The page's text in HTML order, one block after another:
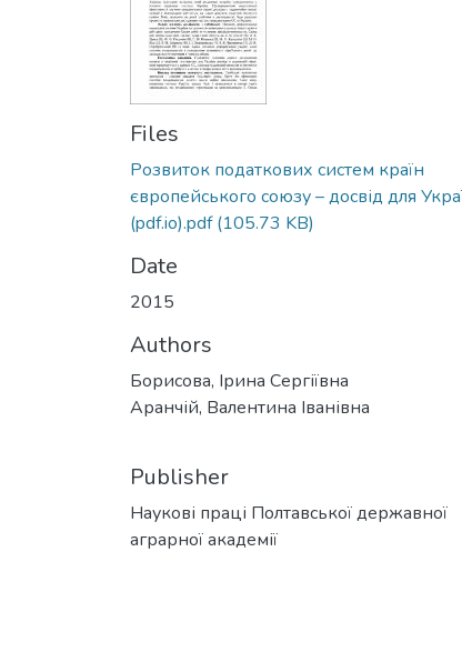
Files
Розвиток податкових систем країн
європейського союзу – досвід для
(pdf.io).pdf(105.73 KB)
Date
2015
Authors
Борисова, Ірина Сергіївна
Аранчій, Валентина Іванівна
Publisher
Наукові праці Полтавської державної
аграрної академії